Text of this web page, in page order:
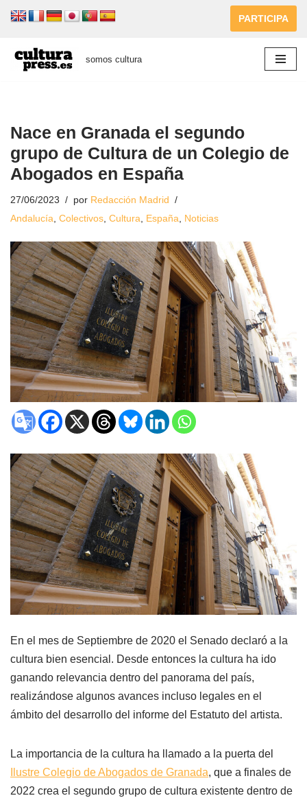
al
contenido
PARTICIPA
somos cultura
Nace en Granada el segundo
grupo de Cultura de un Colegio de
Abogados en España
27/06/2023 por Redacción Madrid
Andalucía Colectivos Cultura España Noticias
En el mes de Septiembre de 2020 el Senado declaró a la
cultura bien esencial. Desde entonces la cultura ha ido
ganando relevancia dentro del panorama del país,
realizándose algunos avances incluso legales en el
ámbito del desarrollo del informe del Estatuto del artista.
La importancia de la cultura ha llamado a la puerta del
Ilustre Colegio de Abogados de Granada, que a finales de
2022 crea el segundo grupo de cultura existente dentro de